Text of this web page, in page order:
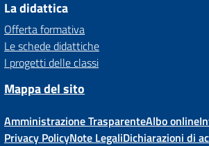
La didattica
Offerta formativa
Le schede didattiche
I progetti delle classi
Mappa del sito
Amministrazione TrasparenteAlbo online
Privacy PolicyNote LegaliDichiarazioni di